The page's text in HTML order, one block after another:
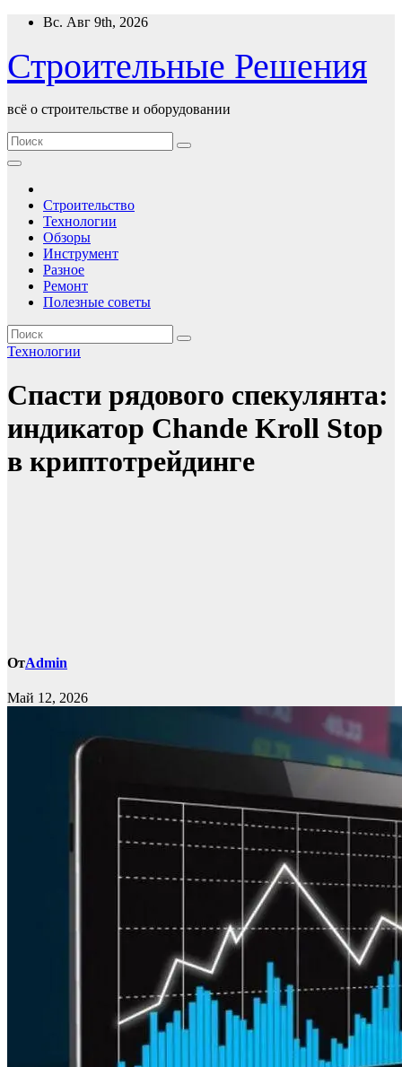
Перейти
содержимому
Вс. Авг 9th, 2026
Строительные Решения
всё о строительстве и оборудовании
Строительство
Технологии
Обзоры
Инструмент
Разное
Ремонт
Полезные советы
Технологии
Спасти рядового спекулянта:
индикатор Chande Kroll Stop
в криптотрейдинге
ОтAdmin
Май 12, 2026